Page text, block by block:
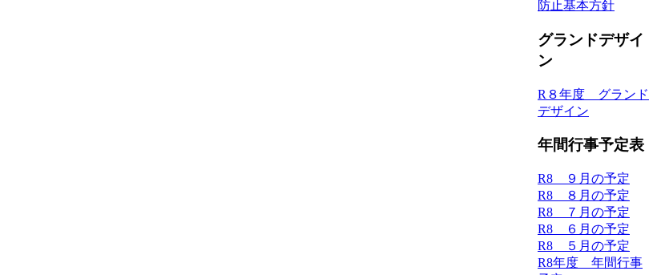
防止基本方針
グランドデザイ
ン
R８年度 グランド
デザイン
年間行事予定表
R8 ９月の予定
R8 ８月の予定
R8 ７月の予定
R8 ６月の予定
R8 ５月の予定
R8年度 年間行事